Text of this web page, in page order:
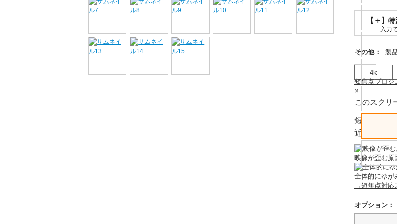
【＋】
入力
その他： 製
4k
短焦点プロジ
×
このスクリ
短焦点プロ
近距離で投
映像が歪む原
全体的にゆが
→短焦点対応
オプション：